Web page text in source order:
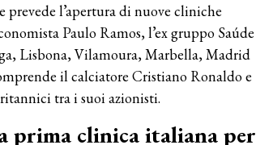
l’apertura di nuove cliniche
Paulo Ramos, l’ex gruppo Saúde
Lisbona, Vilamoura, Marbella, Madrid
il calciatore Cristiano Ronaldo e
tra i suoi azionisti.
prima clinica italiana per